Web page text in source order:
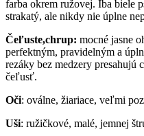
farba okrem ružovej. Iba biele
strakatý, ale nikdy nie úplne
Čeľuste,chrup: mocné jasne
perfektným, pravidelným a
rezáky bez medzery presahujú
čeľusť.
Oči: oválne, žiariace, veľmi
Uši: ružičkové, malé, jemnej